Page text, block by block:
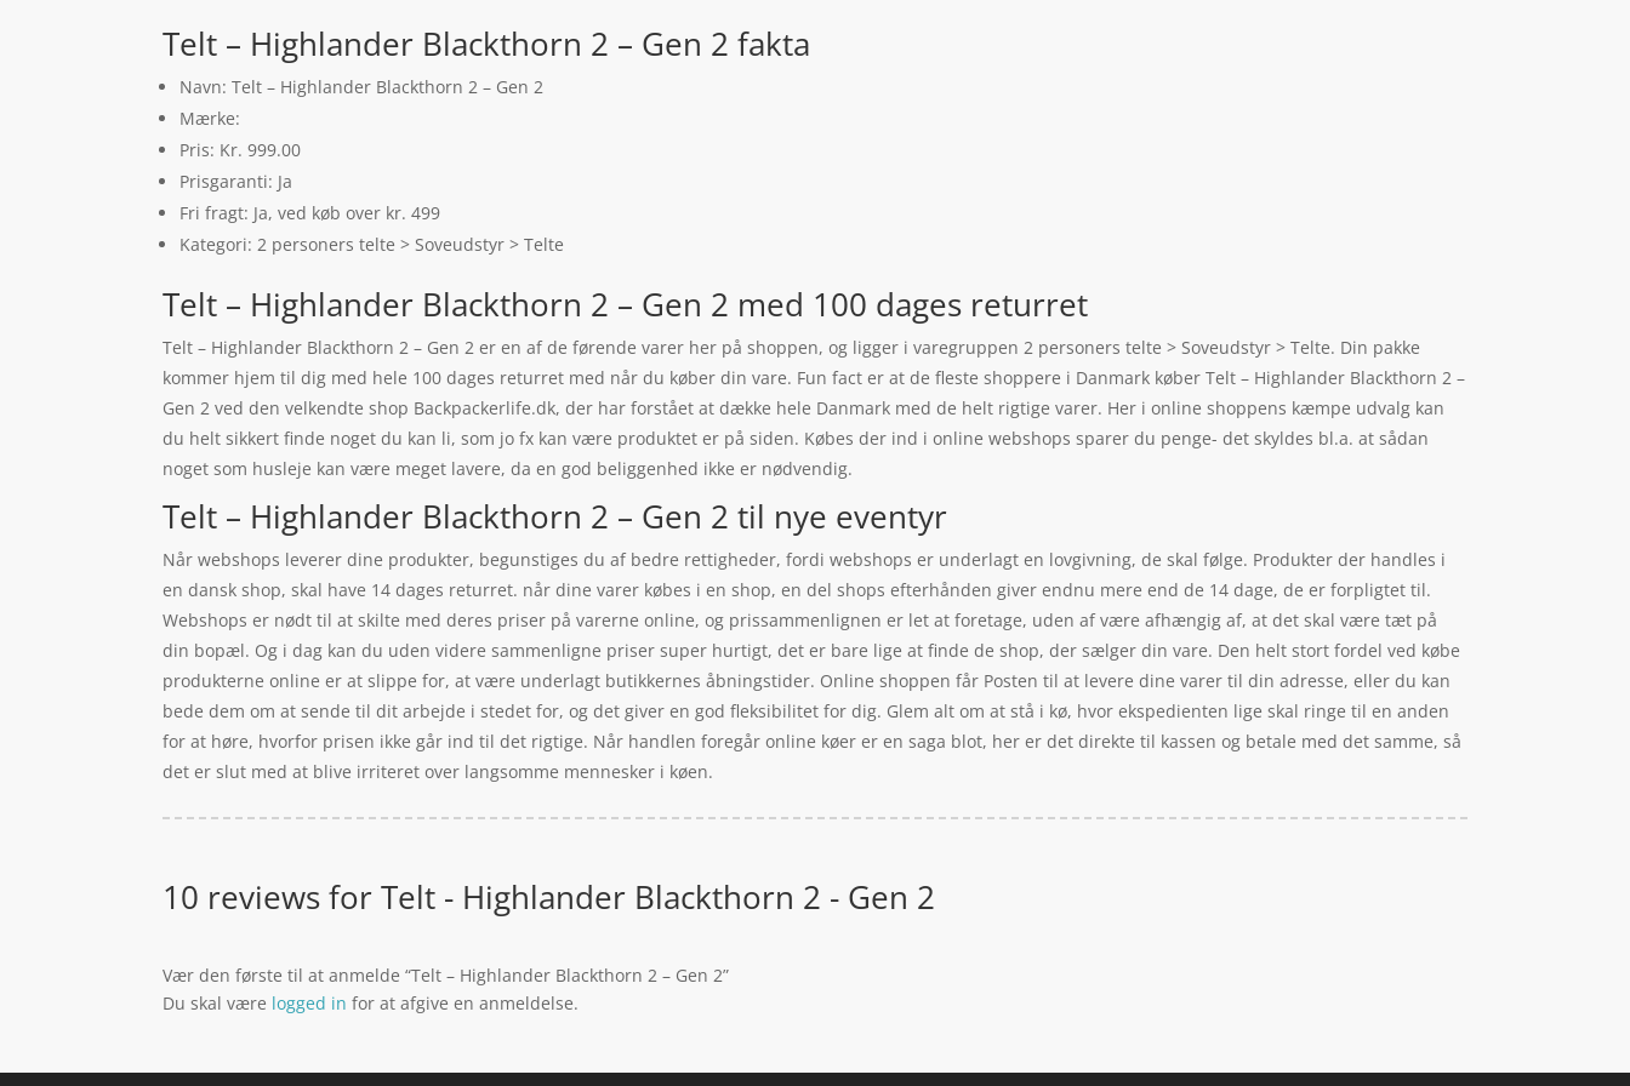
Telt – Highlander Blackthorn 2 – Gen 2 fakta
Navn: Telt – Highlander Blackthorn 2 – Gen 2
Mærke:
Pris: Kr. 999.00
Prisgaranti: Ja
Fri fragt: Ja, ved køb over kr. 499
Kategori: 2 personers telte > Soveudstyr > Telte
Telt – Highlander Blackthorn 2 – Gen 2 med 100 dages returret
Telt – Highlander Blackthorn 2 – Gen 2 er en af de førende varer her på shoppen, og ligger i varegruppen 2 personers telte > Soveudstyr > Telte. Din pakke
kommer hjem til dig med hele 100 dages returret med når du køber din vare. Fun fact er at de fleste shoppere i Danmark køber Telt – Highlander Blackthorn 2 –
Gen 2 ved den velkendte shop Backpackerlife.dk, der har forstået at dække hele Danmark med de helt rigtige varer. Her i online shoppens kæmpe udvalg kan
du helt sikkert finde noget du kan li, som jo fx kan være produktet er på siden. Købes der ind i online webshops sparer du penge- det skyldes bl.a. at sådan
noget som husleje kan være meget lavere, da en god beliggenhed ikke er nødvendig.
Telt – Highlander Blackthorn 2 – Gen 2 til nye eventyr
Når webshops leverer dine produkter, begunstiges du af bedre rettigheder, fordi webshops er underlagt en lovgivning, de skal følge. Produkter der handles i
en dansk shop, skal have 14 dages returret. når dine varer købes i en shop, en del shops efterhånden giver endnu mere end de 14 dage, de er forpligtet til.
Webshops er nødt til at skilte med deres priser på varerne online, og prissammenlignen er let at foretage, uden af være afhængig af, at det skal være tæt på
din bopæl. Og i dag kan du uden videre sammenligne priser super hurtigt, det er bare lige at finde de shop, der sælger din vare. Den helt stort fordel ved købe
produkterne online er at slippe for, at være underlagt butikkernes åbningstider. Online shoppen får Posten til at levere dine varer til din adresse, eller du kan
bede dem om at sende til dit arbejde i stedet for, og det giver en god fleksibilitet for dig. Glem alt om at stå i kø, hvor ekspedienten lige skal ringe til en anden
for at høre, hvorfor prisen ikke går ind til det rigtige. Når handlen foregår online køer er en saga blot, her er det direkte til kassen og betale med det samme, så
det er slut med at blive irriteret over langsomme mennesker i køen.
10 reviews forTelt - Highlander Blackthorn 2 - Gen 2
Vær den første til at anmelde “Telt – Highlander Blackthorn 2 – Gen 2”
Du skal være logged in for at afgive en anmeldelse.